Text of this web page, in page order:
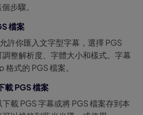
步驟。
檔案
許你匯入文字型字幕，選擇 PGS
整解析度、字體大小和樣式。字幕
式的 PGS 檔案。
載 PGS 檔案
載 PGS 字幕或將 PGS 檔案存到本